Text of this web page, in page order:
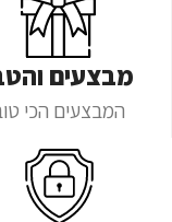
מבצעים
המבצעים הכי